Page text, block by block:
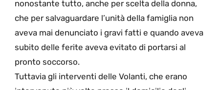
nonostante tutto, anche per scelta della donna,
che per salvaguardare l’unità della famiglia non
aveva mai denunciato i gravi fatti e quando aveva
subito delle ferite aveva evitato di portarsi al
pronto soccorso.
Tuttavia gli interventi delle Volanti, che erano